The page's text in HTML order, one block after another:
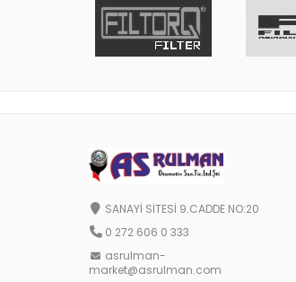
SANAYİ SİTESİ 9.CADDE NO:20
0 272 606 0 333
asrulman-
market@asrulman.com